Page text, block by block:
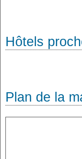
Hôtels
Plan de la